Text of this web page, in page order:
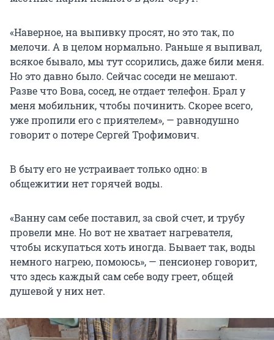
«Наверное, на выпивку просят, но это так, по
мелочи. А в целом нормально. Раньше я выпивал,
всякое бывало, мы тут ссорились, даже били меня.
Но это давно было. Сейчас соседи не мешают.
Разве что Вова, сосед, не отдает телефон. Брал у
меня мобильник, чтобы починить. Скорее всего,
уже пропили его с приятелем», — равнодушно
говорит о потере Сергей Трофимович.
В быту его не устраивает только одно: в
общежитии нет горячей воды.
«Ванну сам себе поставил, за свой счет, и трубу
провели мне. Но вот не хватает нагревателя,
чтобы искупаться хоть иногда. Бывает так, воды
немного нагрею, помоюсь», — пенсионер говорит,
что здесь каждый сам себе воду греет, общей
душевой у них нет.